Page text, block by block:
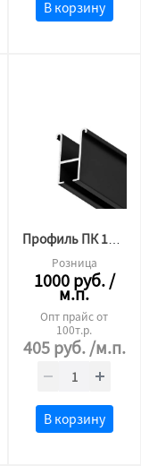
В корзину
Профиль ПК 13 гардина однорядная (3.2м) 30мм ЧЕРНЫЙ
Розница
1000руб./
м.п.
Опт прайс от
100т.р.
405руб./м.п.
В корзину